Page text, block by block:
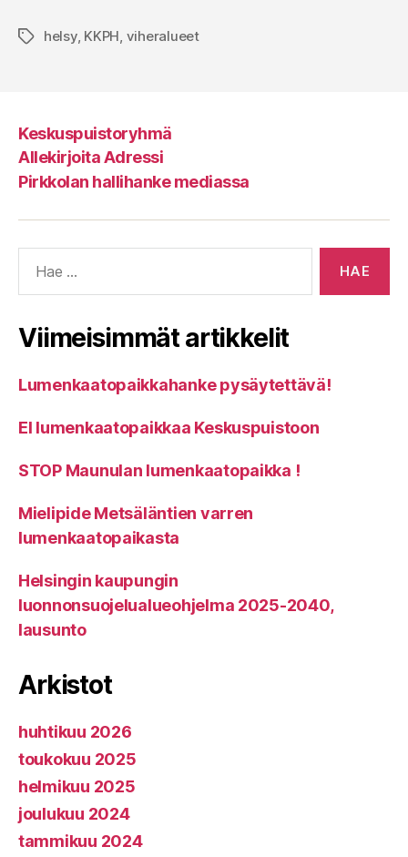
Avainsanat
helsy, KKPH, viheralueet
Keskuspuistoryhmä
Allekirjoita Adressi
Pirkkolan hallihanke mediassa
Viimeisimmät artikkelit
Lumenkaatopaikkahanke pysäytettävä!
EI lumenkaatopaikkaa Keskuspuistoon
STOP Maunulan lumenkaatopaikka !
Mielipide Metsäläntien varren
lumenkaatopaikasta
Helsingin kaupungin
luonnonsuojelualueohjelma 2025-2040,
lausunto
Arkistot
huhtikuu 2026
toukokuu 2025
helmikuu 2025
joulukuu 2024
tammikuu 2024